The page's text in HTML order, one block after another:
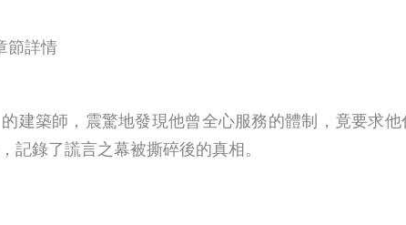
詳情
建築師，震驚地發現他曾全心服務的體制，竟要求他
記錄了謊言之幕被撕碎後的真相。